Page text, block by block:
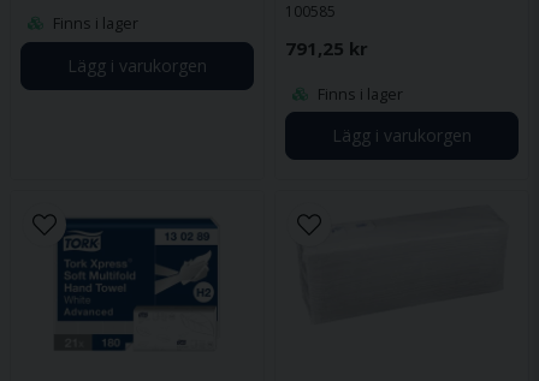
Finns i lager
Lägg i varukorgen
100585
791,25 kr
Finns i lager
Lägg i varukorgen